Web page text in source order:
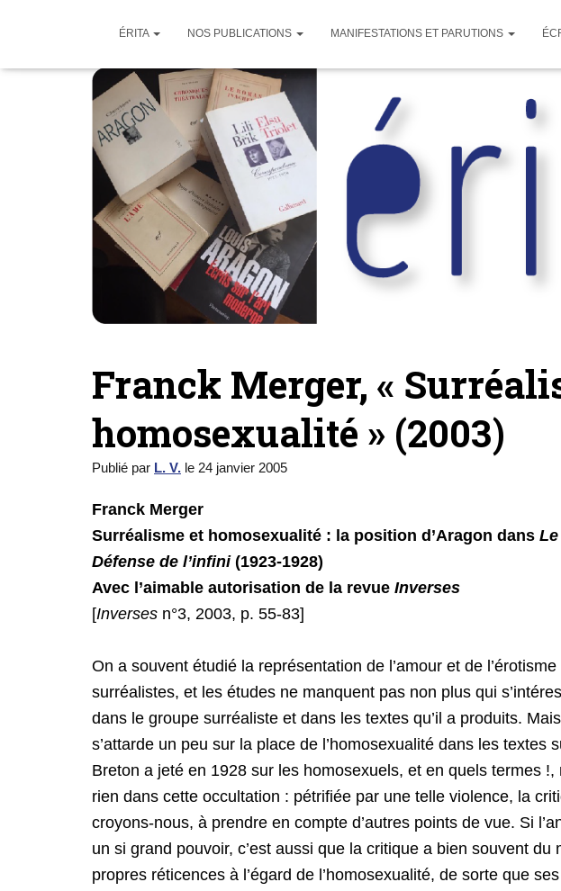
ÉRITA NOS PUBLICATIONS MANIFESTATIONS ET PARUTIONS
Franck Merger, «
homosexualité » (2003)
Publié par L. V. le 24 janvier 2005
Franck Merger
Surréalisme et homosexualité : la position d’Aragon dans
Défense de l’infini (1923-1928)
Avec l’aimable autorisation de la revue Inverses
[Inverses n°3, 2003, p. 55-83]
On a souvent étudié la représentation de l’amour et de
surréalistes, et les études ne manquent pas non plus qui
dans le groupe surréaliste et dans les textes qu’il a produits.
s’attarde un peu sur la place de l’homosexualité dans les textes
Breton a jeté en 1928 sur les homosexuels, et en quels termes !,
rien dans cette occultation : pétrifiée par une telle violence, la
croyons-nous, à prendre en compte d’autres points de vue. Si
un si grand pouvoir, c’est aussi que la critique a bien souvent du
propres réticences à l’égard de l’homosexualité, de sorte que